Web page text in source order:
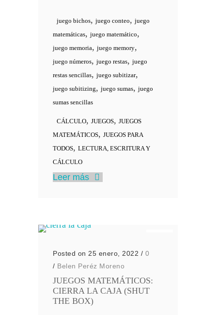
juego bichos, juego conteo, juego
matemáticas, juego matemático,
juego memoria, juego memory,
juego números, juego restas, juego
restas sencillas, juego subitizar,
juego subitizing, juego sumas, juego
sumas sencillas
CÁLCULO, JUEGOS, JUEGOS
MATEMÁTICOS, JUEGOS PARA
TODOS, LECTURA, ESCRITURA Y
CÁLCULO
Leer más
Posted on 25 enero, 2022 / 0
/ Belen Peréz Moreno
JUEGOS MATEMÁTICOS:
CIERRA LA CAJA (SHUT
THE BOX)